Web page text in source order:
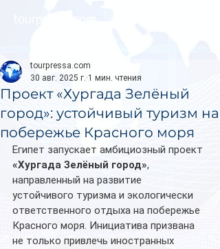
Проект «Хургада Зелёный
город»: устойчивый туризм на
побережье Красного моря
tourpressa.com
30 авг. 2025 г. 1 мин. чтения
Египет запускает амбициозный проект
«Хургада Зелёный город»,
направленный на развитие
устойчивого туризма и экологически
ответственного отдыха на побережье
Красного моря. Инициатива призвана
не только привлечь иностранных